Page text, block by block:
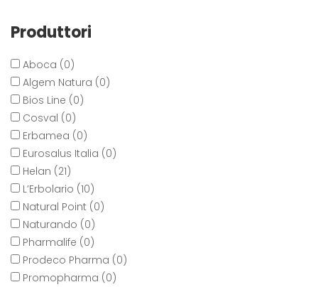
Produttori
Aboca (0)
Algem Natura (0)
Bios Line (0)
Cosval (0)
Erbamea (0)
Eurosalus Italia (0)
Helan (21)
L’Erbolario (10)
Natural Point (0)
Naturando (0)
Pharmalife (0)
Prodeco Pharma (0)
Promopharma (0)